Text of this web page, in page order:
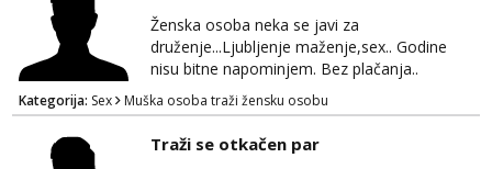
Ženska osoba neka se javi za
druženje...Ljubljenje maženje,sex.. Godine
nisu bitne napominjem. Bez plačanja..
ZAGREB-okolica. Javite se na whatsapp viber
sms 0995323582
Kategorija: Sex Muška osoba traži žensku osobu
Traži se otkačen par